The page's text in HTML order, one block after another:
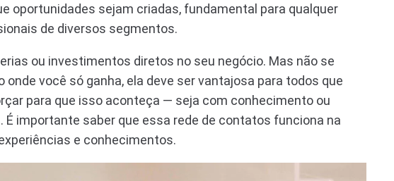
oportunidades sejam criadas, fundamental para qualquer
de diversos segmentos.
ou investimentos diretos no seu negócio. Mas não se
onde você só ganha, ela deve ser vantajosa para todos que
para que isso aconteça — seja com conhecimento ou
É importante saber que essa rede de contatos funciona na
e conhecimentos.